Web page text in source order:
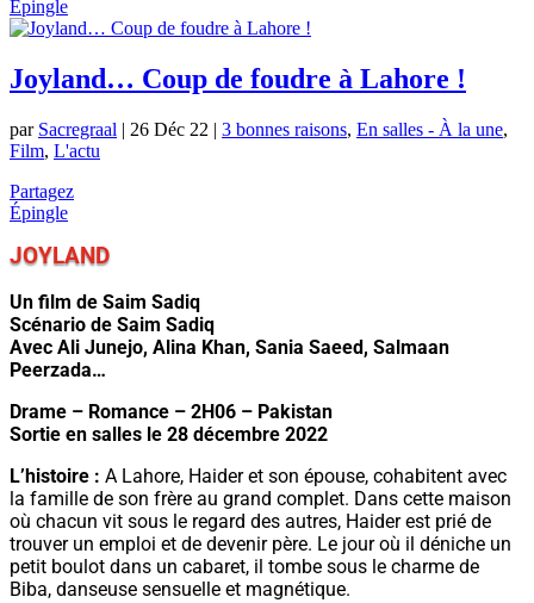
Épingle
Joyland… Coup de foudre à Lahore !
par Sacregraal | 26 Déc 22 | 3 bonnes raisons, En salles - À la une,
Film, L'actu
Partagez
Épingle
JOYLAND
Un film de Saim Sadiq
Scénario de Saim Sadiq
Avec Ali Junejo, Alina Khan, Sania Saeed, Salmaan
Peerzada…
Drame – Romance – 2H06 – Pakistan
Sortie en salles le 28 décembre 2022
L’histoire : A Lahore, Haider et son épouse, cohabitent avec
la famille de son frère au grand complet. Dans cette maison
où chacun vit sous le regard des autres, Haider est prié de
trouver un emploi et de devenir père. Le jour où il déniche un
petit boulot dans un cabaret, il tombe sous le charme de
Biba, danseuse sensuelle et magnétique.